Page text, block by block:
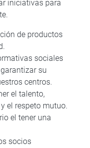
iniciativas para
de productos
sociales
su
centros.
el talento,
el respeto mutuo.
el tener una
socios